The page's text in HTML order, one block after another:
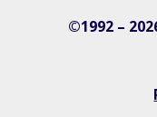
©1992 –